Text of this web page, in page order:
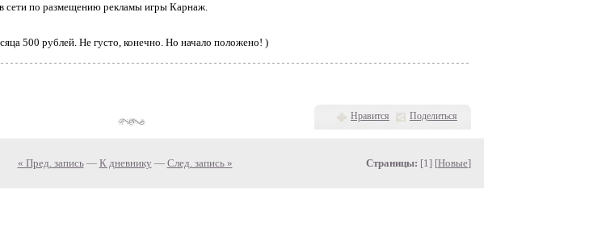
сети по размещению рекламы игры Карнаж.
500 рублей. Не густо, конечно. Но начало положено! )
Нравится Поделиться
« Пред. запись— К дневнику — След. запись » Страницы: [1] [Новые]